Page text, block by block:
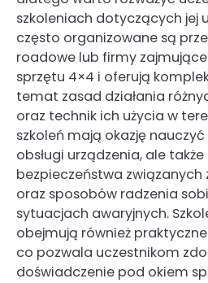
szkoleniach dotyczących jej
często organizowane są
roadowe lub firmy
sprzętu 4×4 i oferują
temat zasad działania
oraz technik ich użycia w
szkoleń mają okazję
obsługi urządzenia, ale
bezpieczeństwa związanych
oraz sposobów radzenia
sytuacjach awaryjnych.
obejmują również
co pozwala uczestnikom
doświadczenie pod okiem